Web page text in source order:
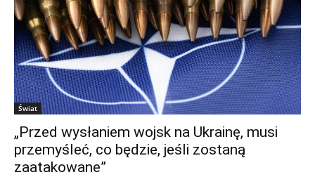
Świat
„Przed wysłaniem wojsk na Ukrainę, musi
przemyśleć, co będzie, jeśli zostaną
zaatakowane”